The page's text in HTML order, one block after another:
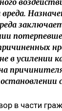
в усилении
в части